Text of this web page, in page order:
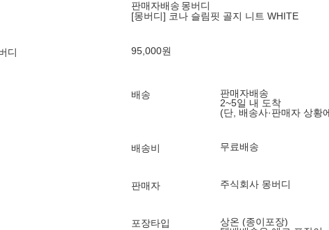
디
판매자배송 몽버디
[몽버디] 코나 슬림핏 골지 니트 WHITE
95,000원
배송
판매자배송
2~5일 내 도착
(단, 배송사·판매자 상황
배송비 무료배송
판매자 주식회사 몽버디
포장타입
상온 (종이포장)